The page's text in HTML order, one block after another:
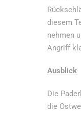
diesem
nehmen
Angriff
Ausblick
Die
die